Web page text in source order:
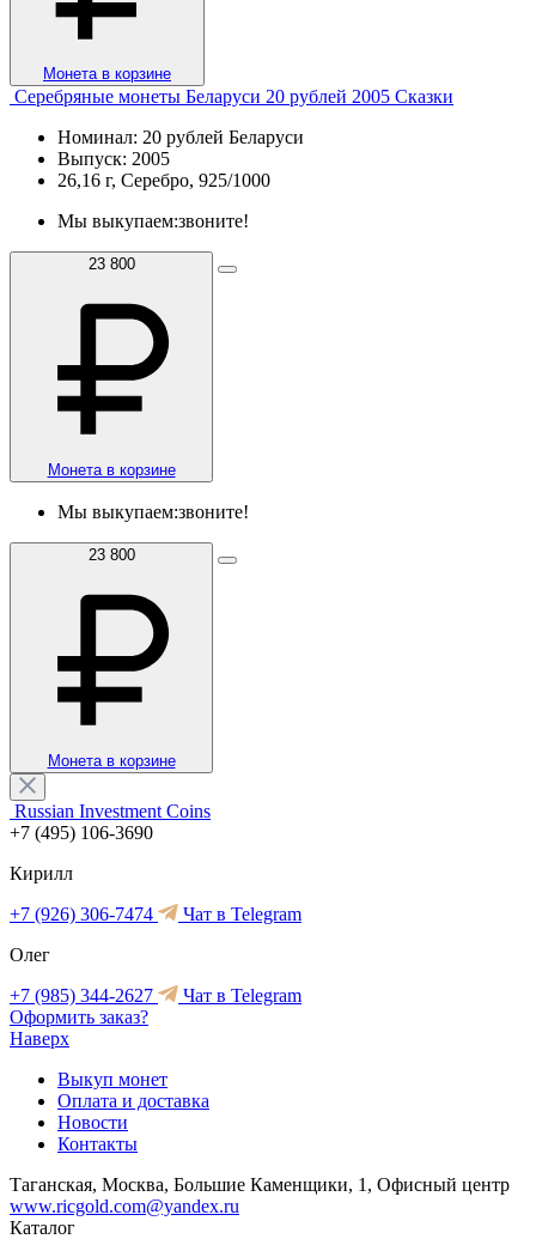
Монета в корзине
Серебряные монеты Беларуси 20 рублей 2005 Сказки
Номинал: 20 рублей Беларуси
Выпуск: 2005
26,16 г, Серебро, 925/1000
Мы выкупаем:звоните!
23 800
Монета в корзине
Мы выкупаем:звоните!
23 800
Монета в корзине
Russian Investment Coins
+7 (495) 106-3690
Кирилл
+7 (926) 306-7474
Чат в Telegram
Олег
+7 (985) 344-2627
Чат в Telegram
Оформить заказ?
Наверх
Выкуп монет
Оплата и доставка
Новости
Контакты
Таганская, Москва, Большие Каменщики, 1, Офисный центр
www.ricgold.com@yandex.ru
Каталог